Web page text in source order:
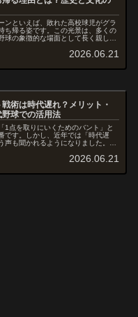
ンといえば、敗れた高校球児がグラ
ち帰る姿です。この光景は、多くの
球の象徴的な場面として長く親しま
つつあります...
2026.06.21
術は時代遅れ？メリット・
球での活用法
1点を取りにいくためのバント」と
です。しかし、近年では「時代遅
声も聞かれるようになりました。本
野球での活用方法...
2026.06.21